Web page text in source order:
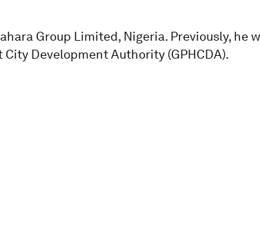
Group Limited, Nigeria. Previously, he
Development Authority (GPHCDA).